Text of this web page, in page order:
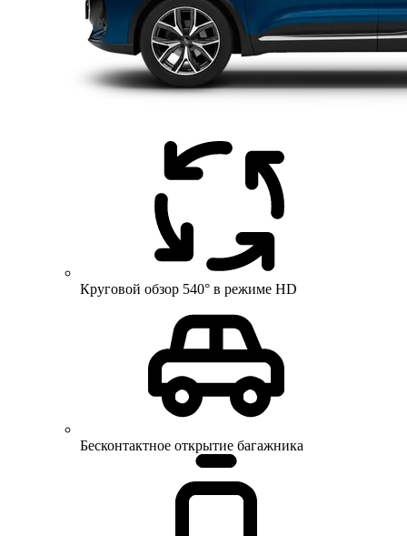
Круговой обзор 540° в режиме HD
Бесконтактное открытие багажника